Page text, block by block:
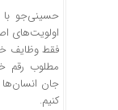
حسینی‌جو با
اولویت‌های
فقط وظایف
مطلوب رقم
جان
کنیم.